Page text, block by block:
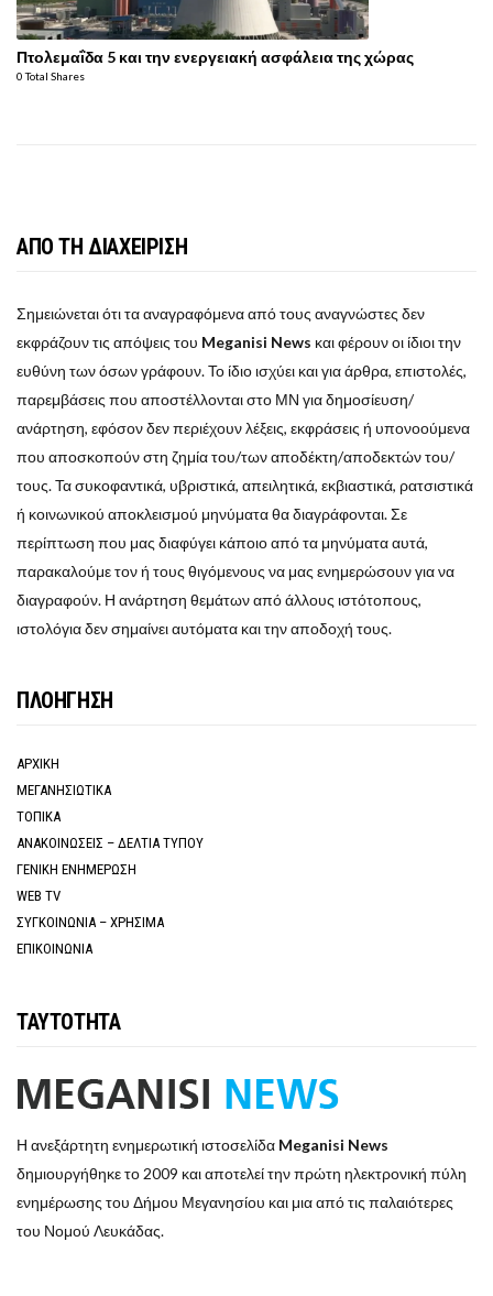
Πτολεμαΐδα 5 και την ενεργειακή ασφάλεια της χώρας
0 Total Shares
ΑΠΟ ΤΗ ΔΙΑΧΕΙΡΙΣΗ
Σημειώνεται ότι τα αναγραφόμενα από τους αναγνώστες δεν
εκφράζουν τις απόψεις του Meganisi News και φέρουν οι ίδιοι την
ευθύνη των όσων γράφουν. Το ίδιο ισχύει και για άρθρα, επιστολές,
παρεμβάσεις που αποστέλλονται στο ΜΝ για δημοσίευση/
ανάρτηση, εφόσον δεν περιέχουν λέξεις, εκφράσεις ή υπονοούμενα
που αποσκοπούν στη ζημία του/των αποδέκτη/αποδεκτών του/
τους. Τα συκοφαντικά, υβριστικά, απειλητικά, εκβιαστικά, ρατσιστικά
ή κοινωνικού αποκλεισμού μηνύματα θα διαγράφονται. Σε
περίπτωση που μας διαφύγει κάποιο από τα μηνύματα αυτά,
παρακαλούμε τον ή τους θιγόμενους να μας ενημερώσουν για να
διαγραφούν. Η ανάρτηση θεμάτων από άλλους ιστότοπους,
ιστολόγια δεν σημαίνει αυτόματα και την αποδοχή τους.
ΠΛΟΗΓΗΣΗ
ΑΡΧΙΚΗ
ΜΕΓΑΝΗΣΙΩΤΙΚΑ
ΤΟΠΙΚΑ
ΑΝΑΚΟΙΝΩΣΕΙΣ – ΔΕΛΤΙΑ ΤΥΠΟΥ
ΓΕΝΙΚΗ ΕΝΗΜΕΡΩΣΗ
WEB TV
ΣΥΓΚΟΙΝΩΝΙΑ – ΧΡΗΣΙΜΑ
ΕΠΙΚΟΙΝΩΝΙΑ
ΤΑΥΤΟΤΗΤΑ
Η ανεξάρτητη ενημερωτική ιστοσελίδα Meganisi News
δημιουργήθηκε το 2009 και αποτελεί την πρώτη ηλεκτρονική πύλη
ενημέρωσης του Δήμου Μεγανησίου και μια από τις παλαιότερες
του Νομού Λευκάδας.